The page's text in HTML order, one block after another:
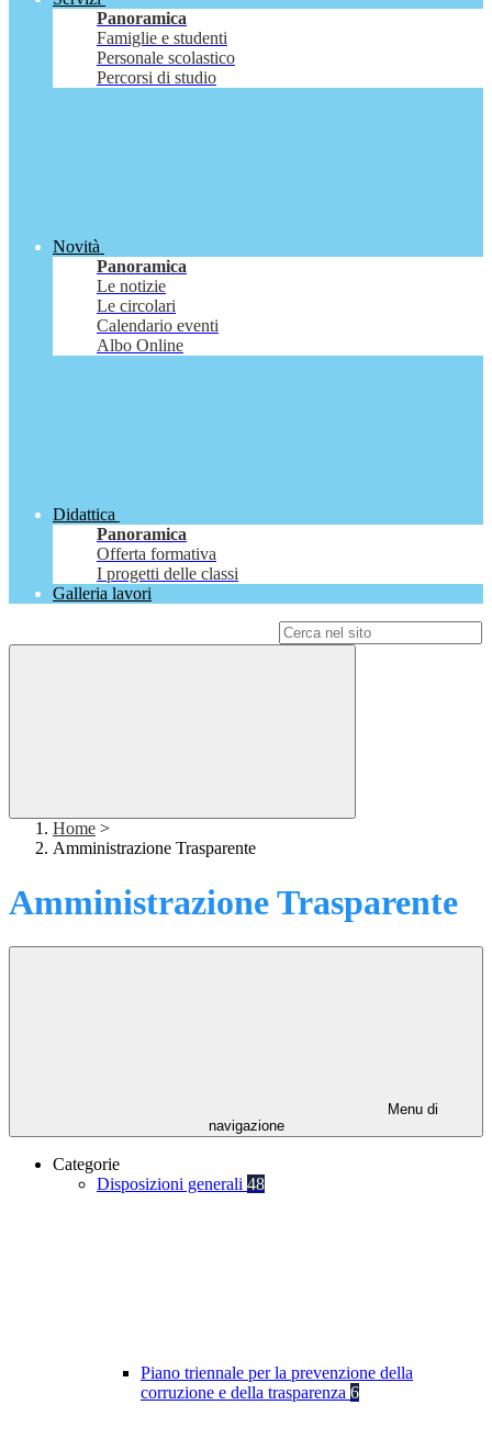
Panoramica
Famiglie e studenti
Personale scolastico
Percorsi di studio
Novità
Panoramica
Le notizie
Le circolari
Calendario eventi
Albo Online
Didattica
Panoramica
Offerta formativa
I progetti delle classi
Galleria lavori
Home >
Amministrazione Trasparente
Amministrazione Trasparente
Menu di
navigazione
Categorie
Disposizioni generali 48
Piano triennale per la prevenzione della
corruzione e della trasparenza 6